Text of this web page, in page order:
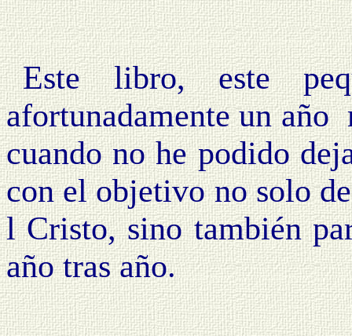
Este libro, este
afortunadamente un año
cuando no he podido
con el objetivo no solo
l Cristo, sino también
año tras año.